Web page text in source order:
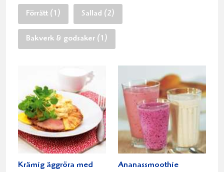
Förrätt (1) Sallad (2)
Bakverk & godsaker (1)
Krämig äggröra med
Ananassmoothie